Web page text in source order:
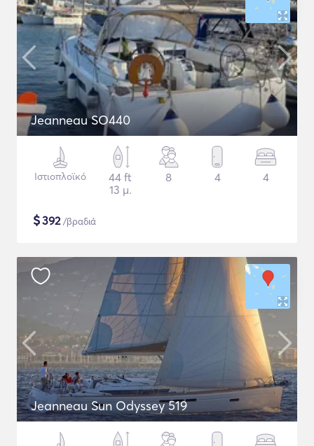
Jeanneau SO440
Ιστιοπλοϊκό
44 ft
13 μ.
8 4 4
$392/βραδιά
Jeanneau Sun Odyssey 519